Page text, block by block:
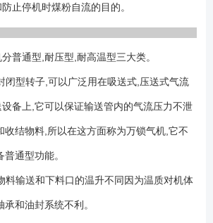
止停机时煤粉自流的目的。
通型,耐压型,耐高温型三大类。
闭型转子,可以广泛用在吸送式,压送式气流
备上,它可以保证输送管内的气流压力不泄
收结物料,所以在这方面称为万锁气机,它不
通型功能。
料输送和下料口的温升不同因为温质对机体
和油封系统不利。